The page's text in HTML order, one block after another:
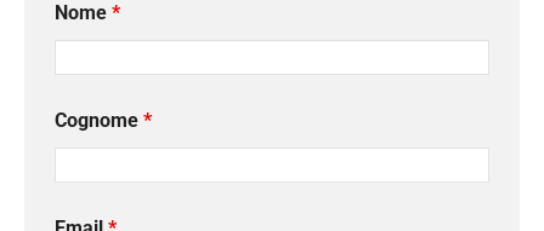
Nome *
Cognome *